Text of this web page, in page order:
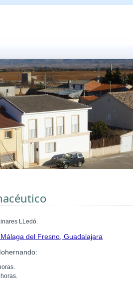
LLedó.
del Fresno, Guadalajara